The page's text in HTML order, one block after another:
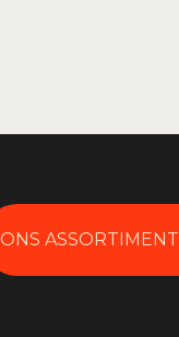
ONS ASSORTIMENT